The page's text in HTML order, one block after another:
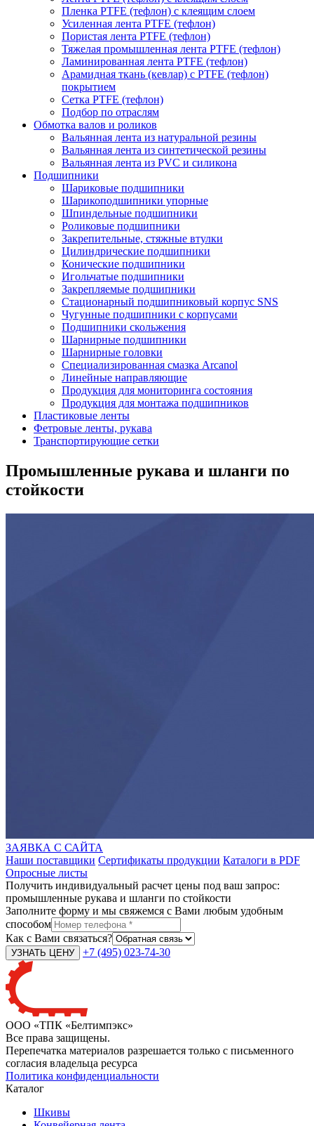
Пленка PTFE (тефлон) с клеящим слоем
Усиленная лента PTFE (тефлон)
Пористая лента PTFE (тефлон)
Тяжелая промышленная лента PTFE (тефлон)
Ламинированная лента PTFE (тефлон)
Арамидная ткань (кевлар) с PTFE (тефлон)
покрытием
Сетка PTFE (тефлон)
Подбор по отраслям
Обмотка валов и роликов
Вальянная лента из натуральной резины
Вальянная лента из синтетической резины
Вальянная лента из PVC и силикона
Подшипники
Шариковые подшипники
Шарикоподшипники упорные
Шпиндельные подшипники
Роликовые подшипники
Закрепительные, стяжные втулки
Цилиндрические подшипники
Конические подшипники
Игольчатые подшипники
Закрепляемые подшипники
Стационарный подшипниковый корпус SNS
Чугунные подшипники с корпусами
Подшипники скольжения
Шарнирные подшипники
Шарнирные головки
Специализированная смазка Arcanol
Линейные направляющие
Продукция для мониторинга состояния
Продукция для монтажа подшипников
Пластиковые ленты
Фетровые ленты, рукава
Транспортирующие сетки
Промышленные рукава и шланги по
стойкости
ЗАЯВКА С САЙТА
Наши поставщики Сертификаты продукции Каталоги в PDF
Опросные листы
Получить индивидуальный расчет цены под ваш запрос:
промышленные рукава и шланги по стойкости
Заполните форму и мы свяжемся с Вами любым удобным
способом
Как с Вами связаться?
+7 (495) 023-74-30
ООО «ТПК «Белтимпэкс»
Все права защищены.
Перепечатка материалов разрешается только с письменного
согласия владельца ресурса
Политика конфиденциальности
Каталог
Шкивы